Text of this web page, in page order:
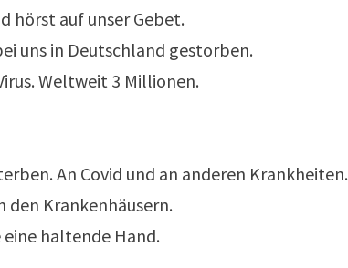
hörst auf unser Gebet.
uns in Deutschland gestorben.
Weltweit 3 Millionen.
An Covid und an anderen Krankheiten.
den Krankenhäusern.
haltende Hand.